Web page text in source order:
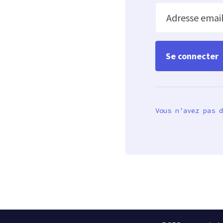
Adresse
Vous n'avez pas